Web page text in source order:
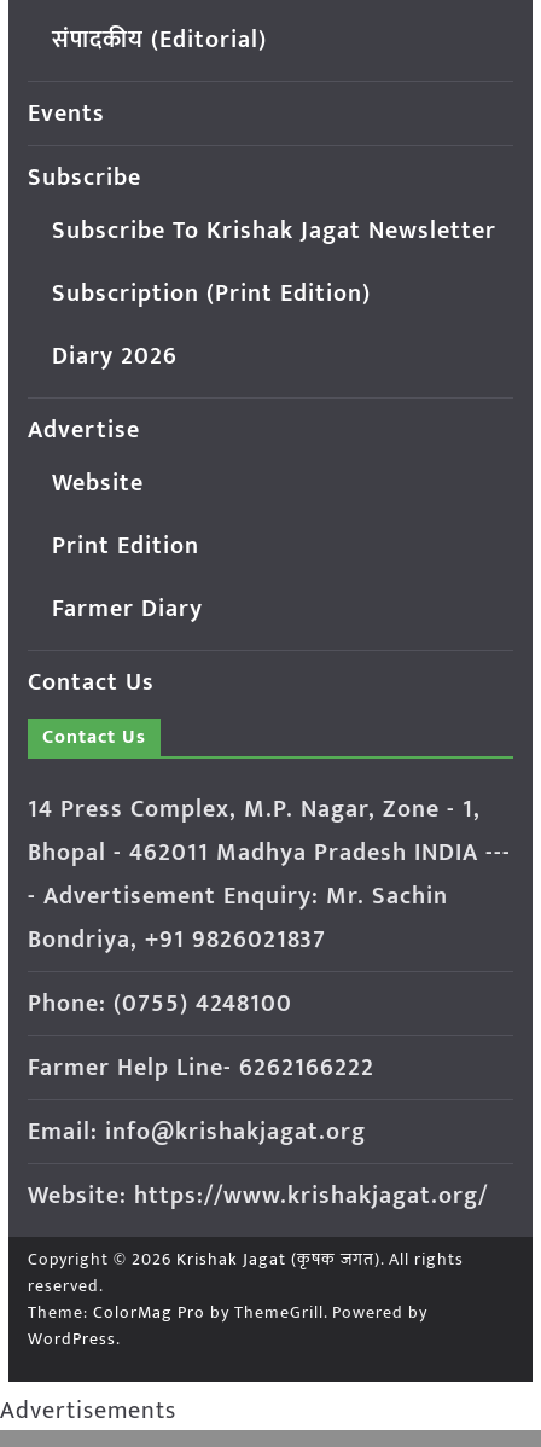
संपादकीय (Editorial)
Events
Subscribe
Subscribe To Krishak Jagat Newsletter
Subscription (Print Edition)
Diary 2026
Advertise
Website
Print Edition
Farmer Diary
Contact Us
Contact Us
14 Press Complex, M.P. Nagar, Zone - 1,
Bhopal - 462011 Madhya Pradesh INDIA ---
- Advertisement Enquiry: Mr. Sachin
Bondriya, +91 9826021837
Phone: (0755) 4248100
Farmer Help Line- 6262166222
Email: info@krishakjagat.org
Website: https://www.krishakjagat.org/
Copyright © 2026 Krishak Jagat (कृषक जगत). All rights
reserved.
Theme: ColorMag Pro by ThemeGrill. Powered by
WordPress.
Advertisements